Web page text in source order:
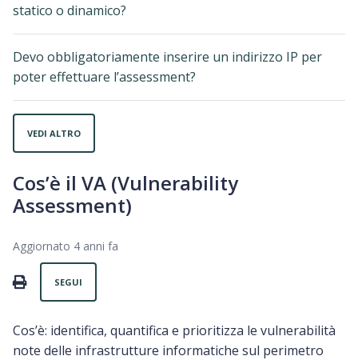
statico o dinamico?
Devo obbligatoriamente inserire un indirizzo IP per
poter effettuare l’assessment?
VEDI ALTRO
Cos’è il VA (Vulnerability
Assessment)
Aggiornato 4 anni fa
PRINT
SEGUI
Cos’è: identifica, quantifica e prioritizza le vulnerabilità
note delle infrastrutture informatiche sul perimetro